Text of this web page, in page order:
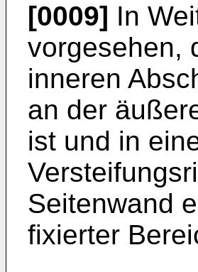
[0009] In
vorgesehen,
inneren
an der
ist und in
Seitenwand
fixierter